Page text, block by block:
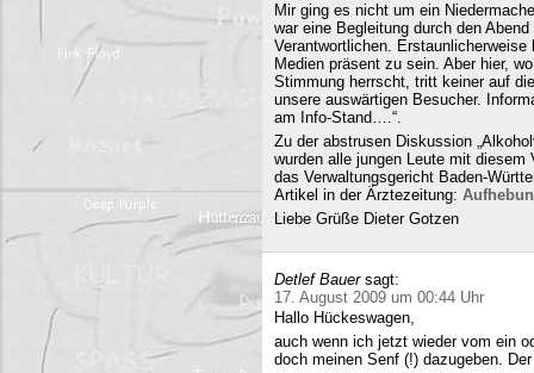
Mir ging es nicht um ein
war eine Begleitung durch den
Verantwortlichen.
Medien präsent zu sein. Aber hier,
Stimmung herrscht, tritt keiner auf
unsere auswärtigen Besucher.
am Info-Stand….“.
Zu der abstrusen Diskussion
wurden alle jungen Leute mit
das Verwaltungsgericht Baden-
Artikel in der Ärztezeitung:
Liebe Grüße Dieter Gotzen
Detlef Bauer sagt:
17. August 2009 um 00:44 Uhr
Hallo Hückeswagen,
auch wenn ich jetzt wieder vom ein
doch meinen Senf (!) dazugeben.